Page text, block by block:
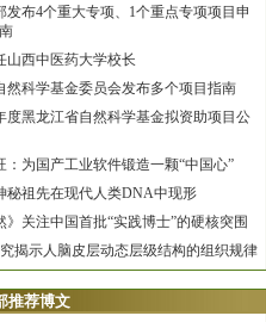
发布4个重大专项、1个重点专项项目申
山西中医药大学校长
然科学基金委员会发布多个项目指南
度黑龙江省自然科学基金拟资助项目公
：为国产工业软件锻造一颗“中国心”
秘祖先在现代人类DNA中现形
》关注中国首批“实践博士”的硬核突围
揭示人脑皮层动态层级结构的组织规律
推荐博文